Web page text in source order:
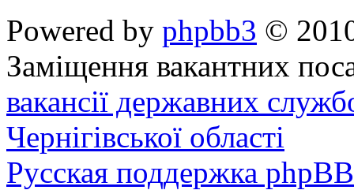
Powered by phpbb3 ©
Заміщення вакантних
вакансії державних
Чернігівської області
Русская поддержка phpBB